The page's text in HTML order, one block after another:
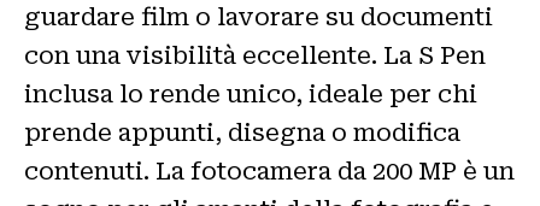
guardare film o lavorare su documenti
con una visibilità eccellente. La S Pen
inclusa lo rende unico, ideale per chi
prende appunti, disegna o modifica
contenuti. La fotocamera da 200 MP è un